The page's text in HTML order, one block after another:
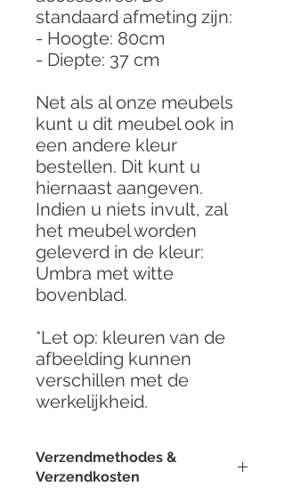
standaard afmeting zijn:
- Hoogte: 80cm
- Diepte: 37 cm
Net als al onze meubels
kunt u dit meubel ook in
een andere kleur
bestellen. Dit kunt u
hiernaast aangeven.
Indien u niets invult, zal
het meubel worden
geleverd in de kleur:
Umbra met witte
bovenblad.
*Let op: kleuren van de
afbeelding kunnen
verschillen met de
werkelijkheid.
Verzendmethodes &
Verzendkosten